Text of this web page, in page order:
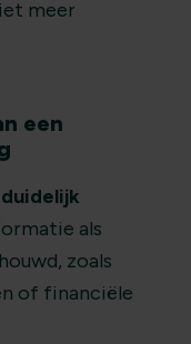
meer
een
als
zoals
of financiële